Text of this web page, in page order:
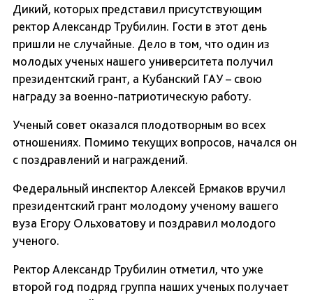
Дикий, которых представил присутствующим
ректор Александр Трубилин. Гости в этот день
пришли не случайные. Дело в том, что один из
молодых ученых нашего университета получил
президентский грант, а Кубанский ГАУ – свою
награду за военно-патриотическую работу.
Ученый совет оказался плодотворным во всех
отношениях. Помимо текущих вопросов, начался он
с поздравлений и награждений.
Федеральный инспектор Алексей Ермаков вручил
президентский грант молодому ученому вашего
вуза Егору Ольховатову и поздравил молодого
ученого.
Ректор Александр Трубилин отметил, что уже
второй год подряд группа наших ученых получает